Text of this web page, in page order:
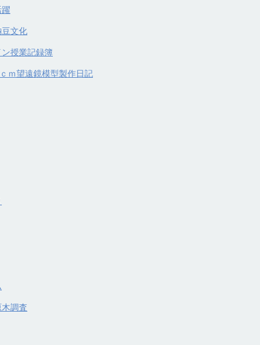
文化
授業記録簿
ｍ望遠鏡模型製作日記
調査